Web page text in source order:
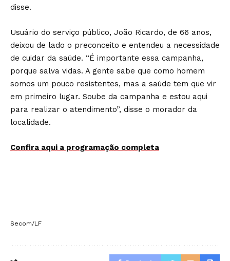
disse.
Usuário do serviço público, João Ricardo, de 66 anos,
deixou de lado o preconceito e entendeu a necessidade
de cuidar da saúde. “É importante essa campanha,
porque salva vidas. A gente sabe que como homem
somos um pouco resistentes, mas a saúde tem que vir
em primeiro lugar. Soube da campanha e estou aqui
para realizar o atendimento”, disse o morador da
localidade.
Confira aqui a programação completa
Secom/LF